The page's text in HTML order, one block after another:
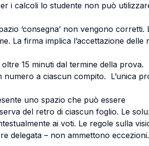
i calcoli lo studente non può
‘consegna’ non vengono corretti.
La firma implica l’accettazione delle
15 minuti dal termine della prova.
a ciascun compito. L’unica
uno spazio che può essere
del retro di ciascun foglio. Le
ai voti. Le regole sulla
delegata – non ammettono eccezioni.